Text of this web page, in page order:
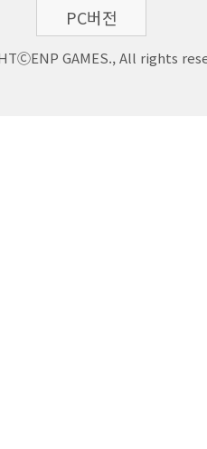
PC버전
GAMES., All rights